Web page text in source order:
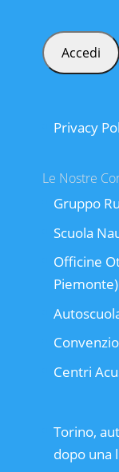
Privacy
Le Nostre
Gruppo
Scuola
Officine
Piemonte)
Centri
Torino,
dopo una